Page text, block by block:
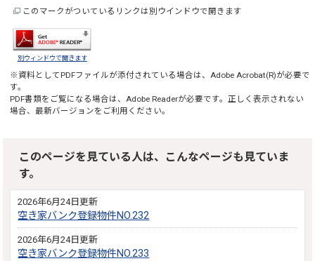
このマークがついているリンクは別ウインドウで開きます
別ウィンドウで開きます
※資料としてPDFファイルが添付されている場合は、Adobe Acrobat(R)が必要で
す。
PDF書類をご覧になる場合は、Adobe Readerが必要です。正しく表示されない
場合、最新バージョンをご利用ください。
このページを見ている人は、こんなページも見ていま
す。
2026年6月24日更新
空き家バンク登録物件NO.232
2026年6月24日更新
空き家バンク登録物件NO.233